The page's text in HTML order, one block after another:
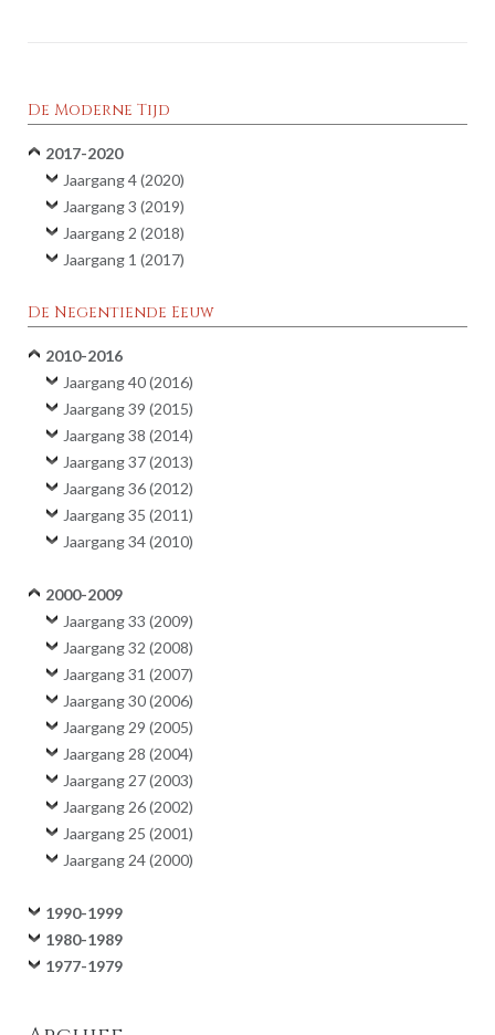
De Moderne Tijd
2017-2020
Jaargang 4 (2020)
Jaargang 3 (2019)
Jaargang 2 (2018)
Jaargang 1 (2017)
De Negentiende Eeuw
2010-2016
Jaargang 40 (2016)
Jaargang 39 (2015)
Jaargang 38 (2014)
Jaargang 37 (2013)
Jaargang 36 (2012)
Jaargang 35 (2011)
Jaargang 34 (2010)
2000-2009
Jaargang 33 (2009)
Jaargang 32 (2008)
Jaargang 31 (2007)
Jaargang 30 (2006)
Jaargang 29 (2005)
Jaargang 28 (2004)
Jaargang 27 (2003)
Jaargang 26 (2002)
Jaargang 25 (2001)
Jaargang 24 (2000)
1990-1999
1980-1989
1977-1979